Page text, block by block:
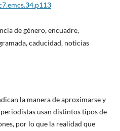
de género, encuadre,
caducidad, noticias
la manera de aproximarse y
usan distintos tipos de
por lo que la realidad que